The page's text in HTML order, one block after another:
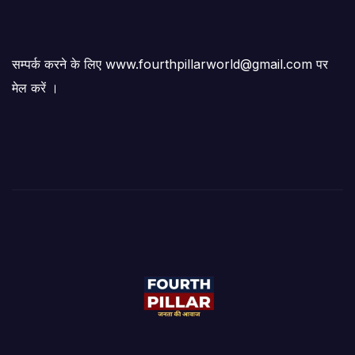
सम्पर्क करने के लिए www.fourthpillarworld@gmail.com पर
मेल करें ।